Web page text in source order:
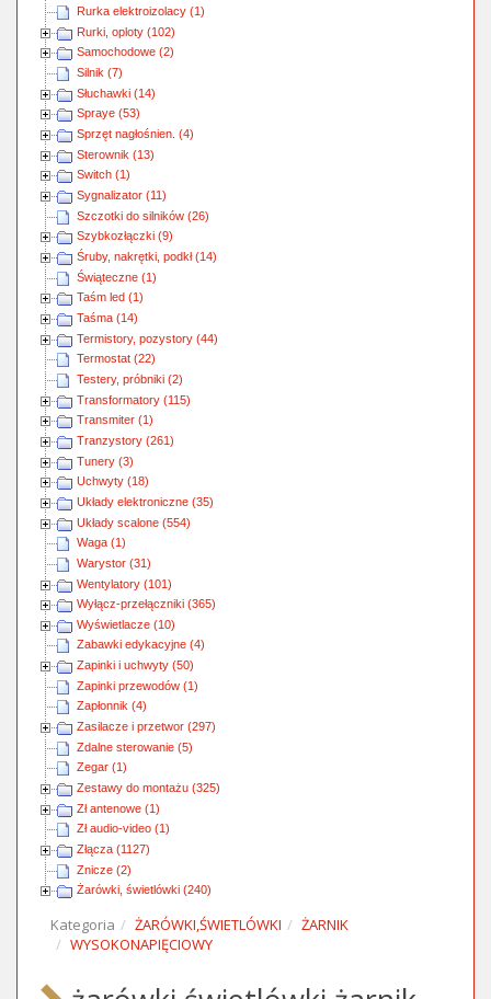
Rurka elektroizolacy (1)
Rurki, oploty (102)
Samochodowe (2)
Silnik (7)
Słuchawki (14)
Spraye (53)
Sprzęt nagłośnien. (4)
Sterownik (13)
Switch (1)
Sygnalizator (11)
Szczotki do silników (26)
Szybkozłączki (9)
Śruby, nakrętki, podkł (14)
Świąteczne (1)
Taśm led (1)
Taśma (14)
Termistory, pozystory (44)
Termostat (22)
Testery, próbniki (2)
Transformatory (115)
Transmiter (1)
Tranzystory (261)
Tunery (3)
Uchwyty (18)
Układy elektroniczne (35)
Układy scalone (554)
Waga (1)
Warystor (31)
Wentylatory (101)
Wyłącz-przełączniki (365)
Wyświetlacze (10)
Zabawki edykacyjne (4)
Zapinki i uchwyty (50)
Zapinki przewodów (1)
Zapłonnik (4)
Zasilacze i przetwor (297)
Zdalne sterowanie (5)
Zegar (1)
Zestawy do montażu (325)
Zł antenowe (1)
Zł audio-video (1)
Złącza (1127)
Znicze (2)
Żarówki, świetlówki (240)
Kategoria ŻARÓWKI,ŚWIETLÓWKI
ŻARNIK
WYSOKONAPIĘCIOWY